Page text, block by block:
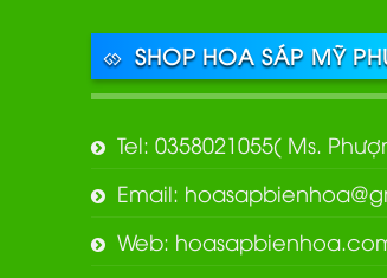
SHOP HOA SÁP MỸ
Tel: 0358021055( Ms.
Email:
Web: